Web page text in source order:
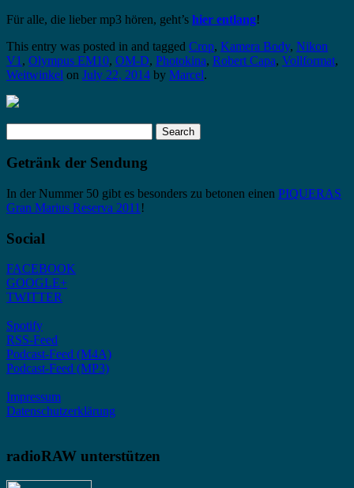
Für alle, die lieber mp3 hören, geht’s hier entlang!
This entry was posted in and tagged Crop, Kamera Body, Nikon
V1 , Olympus EM10, OM-D, Photokina, Robert Capa, Vollformat,
Weitwinkel on July 22, 2014 by Marcel.
for:
Getränk der Sendung
In der Nummer 50 gibt es besonders zu betonen einen PIQUERAS
Gran Marius Reserva 2011 !
Social
FACEBOOK
GOOGLE+
TWITTER
Spotify
RSS-Feed
Podcast-Feed (M4A)
Podcast-Feed (MP3)
Impressum
Datenschutzerklärung
radioRAW unterstützen